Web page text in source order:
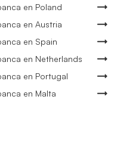
en Poland
en Austria
en Spain
en Netherlands
en Portugal
en Malta